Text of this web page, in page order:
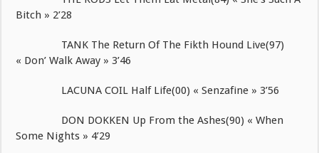
Bitch » 2’28
TANK The Return Of The Fikth Hound Live(97)
« Don’ Walk Away » 3’46
LACUNA COIL Half Life(00) « Senzafine » 3’56
DON DOKKEN Up From the Ashes(90) « When
Some Nights » 4’29